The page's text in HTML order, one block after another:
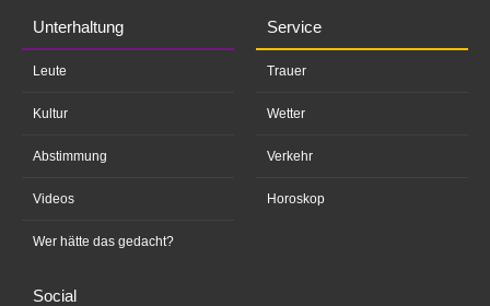
Unterhaltung
Leute
Kultur
Abstimmung
Videos
Wer hätte das gedacht?
Service
Trauer
Wetter
Verkehr
Horoskop
Social